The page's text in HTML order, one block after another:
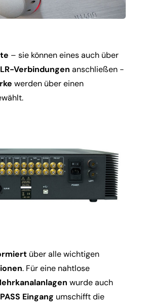
– sie können eines auch über
Verbindungen anschließen -
werden über einen
über alle wichtigen
. Für eine nahtlose
wurde auch
Eingang umschifft die